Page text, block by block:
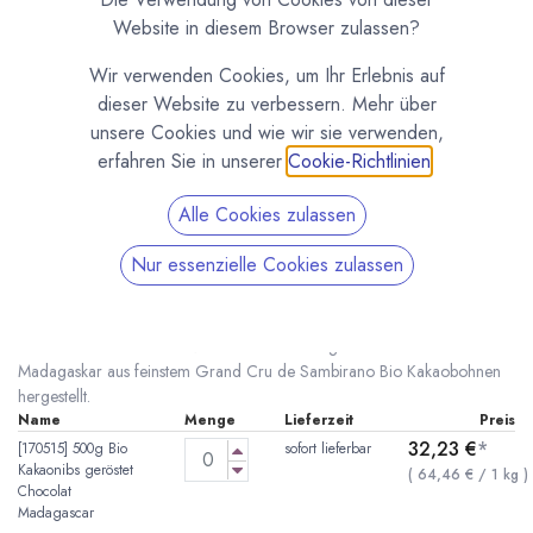
Bio Kakaonibs von Chocolat Madagascar
(0 Rezension)
Geröstete Bio Kakaonibs von Chocolat Madagascar. Direkt in
Madagaskar aus feinstem Grand Cru de Sambirano Bio Kakaobohnen
hergestellt.
Name Menge Lieferzeit
Preis
[170515] 500g Bio
Kakaonibs geröstet
Chocolat
Madagascar
sofort lieferbar 32,23 €*
( 64,46 € /1 kg )
Website in diesem Browser zulassen?
Wir verwenden Cookies, um Ihr Erlebnis auf
dieser Website zu verbessern. Mehr über
unsere Cookies und wie wir sie verwenden,
erfahren Sie in unserer Cookie-Richtlinien
Alle Cookies zulassen
Nur essenzielle Cookies zulassen